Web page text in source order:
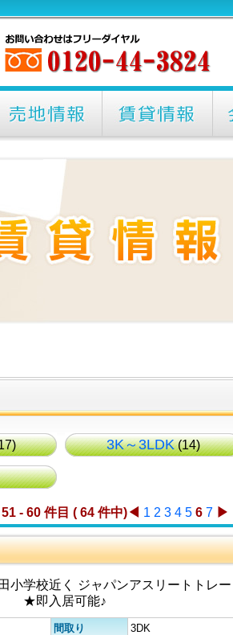
3K～3LDK(14)
51 - 60 件目 ( 64 件中)◀ 1 2 3 4 5 6 7 ▶
小学校近く ジャパンアスリートトレー
★即入居可能♪
間取り
3DK